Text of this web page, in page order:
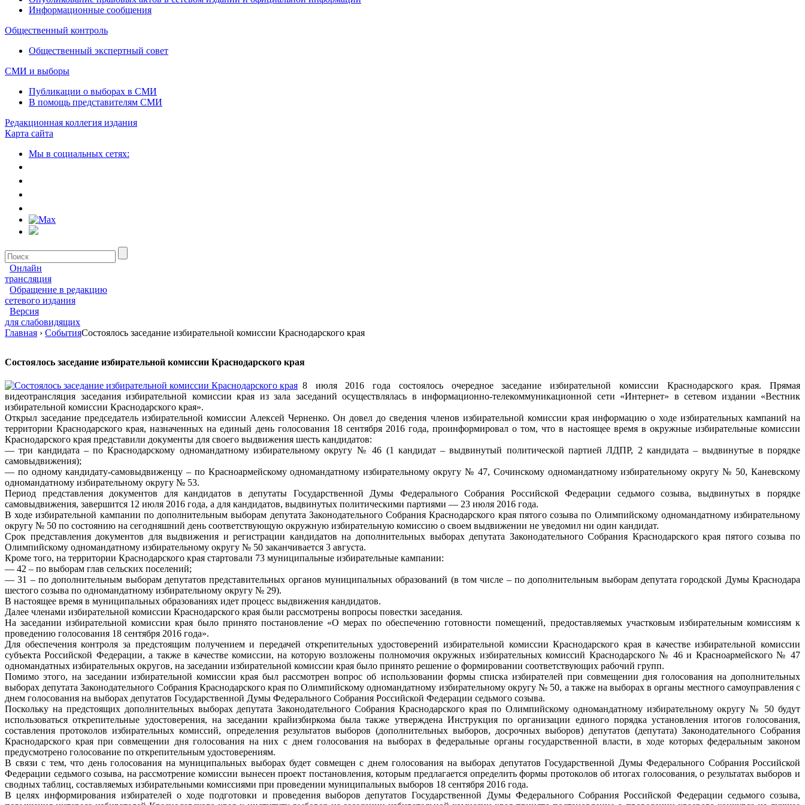
Информационные сообщения
Общественный контроль
Общественный экспертный совет
СМИ и выборы
Публикации о выборах в СМИ
В помощь представителям СМИ
Редакционная коллегия издания
Карта сайта
Мы в социальных сетях:
Онлайн
трансляция
Обращение в редакцию
сетевого издания
Версия
для слабовидящих
Главная › СобытияСостоялось заседание избирательной комиссии Краснодарского края
Состоялось заседание избирательной комиссии Краснодарского края
8 июля 2016 года состоялось очередное заседание избирательной комиссии Краснодарского края. Прямая
видеотрансляция заседания избирательной комиссии края из зала заседаний осуществлялась в информационно-телекоммуникационной сети «Интернет» в сетевом издании «Вестник
избирательной комиссии Краснодарского края».
Открыл заседание председатель избирательной комиссии Алексей Черненко. Он довел до сведения членов избирательной комиссии края информацию о ходе избирательных кампаний на
территории Краснодарского края, назначенных на единый день голосования 18 сентября 2016 года, проинформировал о том, что в настоящее время в окружные избирательные комиссии
Краснодарского края представили документы для своего выдвижения шесть кандидатов:
— три кандидата – по Краснодарскому одномандатному избирательному округу № 46 (1 кандидат – выдвинутый политической партией ЛДПР, 2 кандидата – выдвинутые в порядке
самовыдвижения);
— по одному кандидату-самовыдвиженцу – по Красноармейскому одномандатному избирательному округу № 47, Сочинскому одномандатному избирательному округу № 50, Каневскому
одномандатному избирательному округу № 53.
Период представления документов для кандидатов в депутаты Государственной Думы Федерального Собрания Российской Федерации седьмого созыва, выдвинутых в порядке
самовыдвижения, завершится 12 июля 2016 года, а для кандидатов, выдвинутых политическими партиями — 23 июля 2016 года.
В ходе избирательной кампании по дополнительным выборам депутата Законодательного Собрания Краснодарского края пятого созыва по Олимпийскому одномандатному избирательному
округу № 50 по состоянию на сегодняшний день соответствующую окружную избирательную комиссию о своем выдвижении не уведомил ни один кандидат.
Срок представления документов для выдвижения и регистрации кандидатов на дополнительных выборах депутата Законодательного Собрания Краснодарского края пятого созыва по
Олимпийскому одномандатному избирательному округу № 50 заканчивается 3 августа.
Кроме того, на территории Краснодарского края стартовали 73 муниципальные избирательные кампании:
— 42 – по выборам глав сельских поселений;
— 31 – по дополнительным выборам депутатов представительных органов муниципальных образований (в том числе – по дополнительным выборам депутата городской Думы Краснодара
шестого созыва по одномандатному избирательному округу № 29).
В настоящее время в муниципальных образованиях идет процесс выдвижения кандидатов.
Далее членами избирательной комиссии Краснодарского края были рассмотрены вопросы повестки заседания.
На заседании избирательной комиссии края было принято постановление «О мерах по обеспечению готовности помещений, предоставляемых участковым избирательным комиссиям к
проведению голосования 18 сентября 2016 года».
Для обеспечения контроля за предстоящим получением и передачей открепительных удостоверений избирательной комиссии Краснодарского края в качестве избирательной комиссии
субъекта Российской Федерации, а также в качестве комиссии, на которую возложены полномочия окружных избирательных комиссий Краснодарского № 46 и Красноармейского № 47
одномандатных избирательных округов, на заседании избирательной комиссии края было принято решение о формировании соответствующих рабочий групп.
Помимо этого, на заседании избирательной комиссии края был рассмотрен вопрос об использовании формы списка избирателей при совмещении дня голосования на дополнительных
выборах депутата Законодательного Собрания Краснодарского края по Олимпийскому одномандатному избирательному округу № 50, а также на выборах в органы местного самоуправления с
днем голосования на выборах депутатов Государственной Думы Федерального Собрания Российской Федерации седьмого созыва.
Поскольку на предстоящих дополнительных выборах депутата Законодательного Собрания Краснодарского края по Олимпийскому одномандатному избирательному округу № 50 будут
использоваться открепительные удостоверения, на заседании крайизбиркома была также утверждена Инструкция по организации единого порядка установления итогов голосования,
составления протоколов избирательных комиссий, определения результатов выборов (дополнительных выборов, досрочных выборов) депутатов (депутата) Законодательного Собрания
Краснодарского края при совмещении дня голосования на них с днем голосования на выборах в федеральные органы государственной власти, в ходе которых федеральным законом
предусмотрено голосование по открепительным удостоверениям.
В связи с тем, что день голосования на муниципальных выборах будет совмещен с днем голосования на выборах депутатов Государственной Думы Федерального Собрания Российской
Федерации седьмого созыва, на рассмотрение комиссии вынесен проект постановления, которым предлагается определить формы протоколов об итогах голосования, о результатах выборов и
сводных таблиц, составляемых избирательными комиссиями при проведении муниципальных выборов 18 сентября 2016 года.
В целях информирования избирателей о ходе подготовки и проведения выборов депутатов Государственной Думы Федерального Собрания Российской Федерации седьмого созыва,